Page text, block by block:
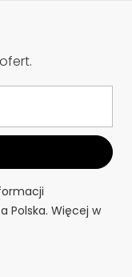
Polska. Więcej w